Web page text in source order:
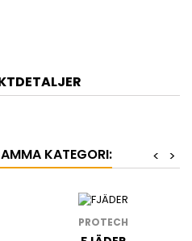
KATEGORI: >
<
PROTECH